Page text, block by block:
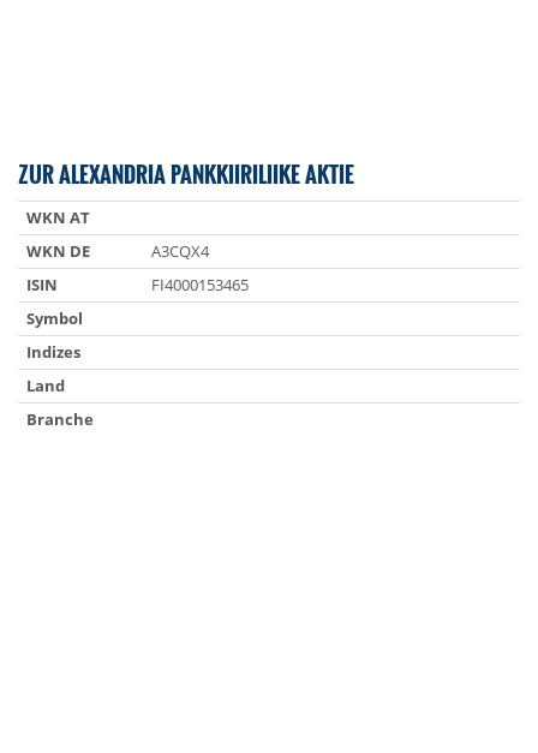
ZUR ALEXANDRIA PANKKIIRILIIKE AKTIE
WKN AT
WKN DE
A3CQX4
ISIN
FI4000153465
Symbol
Indizes
Land
Branche